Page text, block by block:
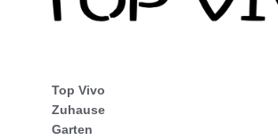
Top Vivo
Zuhause
Garten